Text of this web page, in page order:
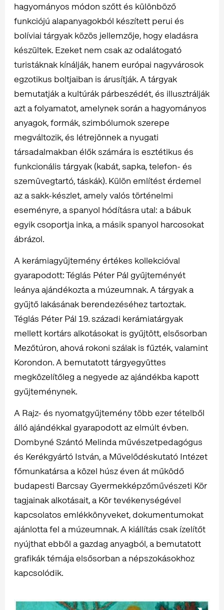
hagyományos módon szőtt és különböző
funkciójú alapanyagokból készített perui és
bolíviai tárgyak közös jellemzője, hogy eladásra
készültek. Ezeket nem csak az odalátogató
turistáknak kínálják, hanem európai nagyvárosok
egzotikus boltjaiban is árusítják. A tárgyak
bemutatják a kultúrák párbeszédét, és illusztrálják
azt a folyamatot, amelynek során a hagyományos
anyagok, formák, szimbólumok szerepe
megváltozik, és létrejönnek a nyugati
társadalmakban élők számára is esztétikus és
funkcionális tárgyak (kabát, sapka, telefon- és
szemüvegtartó, táskák). Külön említést érdemel
az a sakk-készlet, amely valós történelmi
eseményre, a spanyol hódításra utal: a bábuk
egyik csoportja inka, a másik spanyol harcosokat
ábrázol.
A kerámiagyűjtemény értékes kollekcióval
gyarapodott: Téglás Péter Pál gyűjteményét
leánya ajándékozta a múzeumnak. A tárgyak a
gyűjtő lakásának berendezéséhez tartoztak.
Téglás Péter Pál 19. századi kerámiatárgyak
mellett kortárs alkotásokat is gyűjtött, elsősorban
Mezőtúron, ahová rokoni szálak is fűzték, valamint
Korondon. A bemutatott tárgyegyüttes
megközelítőleg a negyede az ajándékba kapott
gyűjteménynek.
A Rajz- és nyomatgyűjtemény több ezer tételből
álló ajándékkal gyarapodott az elmúlt évben.
Dombyné Szántó Melinda művészetpedagógus
és Kerékgyártó István, a Művelődéskutató Intézet
főmunkatársa a közel húsz éven át működő
budapesti Barcsay Gyermekképzőművészeti Kör
tagjainak alkotásait, a Kör tevékenységével
kapcsolatos emlékkönyveket, dokumentumokat
ajánlotta fel a múzeumnak. A kiállítás csak ízelítőt
nyújthat ebből a gazdag anyagból, a bemutatott
grafikák témája elsősorban a népszokásokhoz
kapcsolódik.